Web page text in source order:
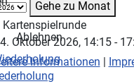
Gehe zu Monat
Oktober 2026, 14:15 -
Ablehnen
Informationen |